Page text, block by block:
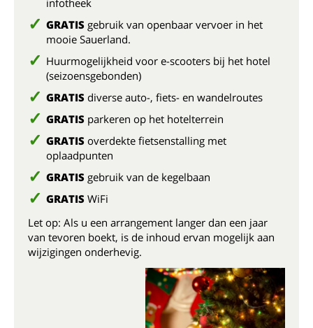
infotheek
GRATIS gebruik van openbaar vervoer in het
mooie Sauerland.
Huurmogelijkheid voor e-scooters bij het hotel
(seizoensgebonden)
GRATIS diverse auto-, fiets- en wandelroutes
GRATIS parkeren op het hotelterrein
GRATIS overdekte fietsenstalling met
oplaadpunten
GRATIS gebruik van de kegelbaan
GRATIS WiFi
Let op: Als u een arrangement langer dan een jaar
van tevoren boekt, is de inhoud ervan mogelijk aan
wijzigingen onderhevig.